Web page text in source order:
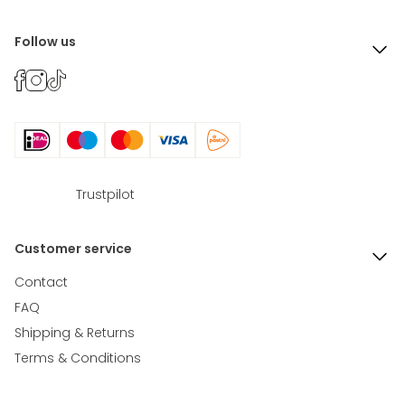
Follow us
Trustpilot
Customer service
Contact
FAQ
Shipping & Returns
Terms & Conditions